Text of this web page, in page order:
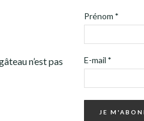
n’est pas
Prénom *
E-mail *